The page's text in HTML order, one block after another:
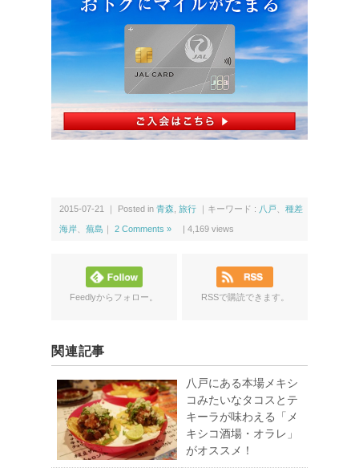
ス
2015-07-21 ｜ Posted in 青森 旅行 ｜キーワード : 八戸 種差
海岸 蕪島 ｜ 2 Comments » | 4,169 views
Feedlyからフォロー。 RSSで購読できます。
関連記事
八戸にある本場メキシ
コみたいなタコスとテ
キーラが味わえる「メ
キシコ酒場・オラレ」
がオススメ！